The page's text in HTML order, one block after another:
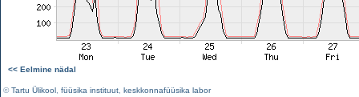
<< Eelmine nädal
©Tartu Ülikool füüsika instituut keskkonnafüüsika labor